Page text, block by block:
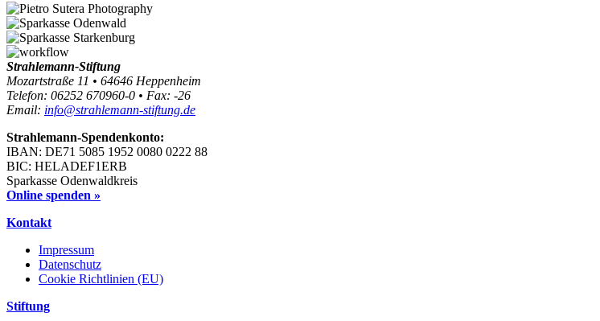
Strahlemann-Stiftung
Mozartstraße 11 • 64646 Heppenheim
Telefon: 06252 670960-0 • Fax: -26
Email: info@strahlemann-stiftung.de
Strahlemann-Spendenkonto:
IBAN: DE71 5085 1952 0080 0222 88
BIC: HELADEF1ERB
Sparkasse Odenwaldkreis
Online spenden »
Kontakt
Impressum
Datenschutz
Cookie Richtlinien (EU)
Stiftung